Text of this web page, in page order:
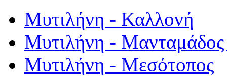
Μυτιλήνη - Καλλονή
Μυτιλήνη - Μανταμάδος
Μυτιλήνη - Μεσότοπος